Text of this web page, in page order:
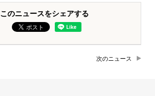
このニュースをシェアする
次のニュース